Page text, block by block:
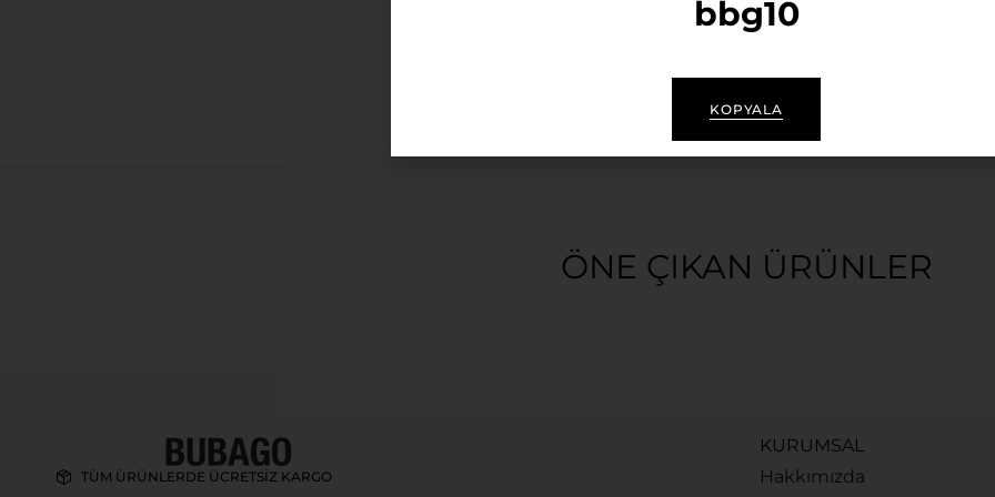
ÖNE ÇIKAN ÜRÜNLER
TÜM ÜRÜNLERDE ÜCRETSİZ KARGO
KURUMSAL
Hakkımızda
bbg10
KOPYALA